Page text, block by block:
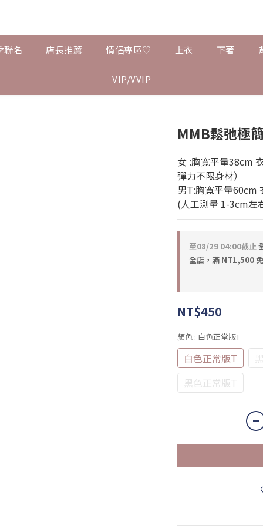
聯名 店長推薦 情侶專區♡ 上衣 下著
VIP/VVIP
MMB鬆弛極
女 :胸寬平量38cm
彈力不限身材）
男T:胸寬平量
(人工測量 1-3cm左
至08/29 04:00截止
全店，滿 NT1,500
NT$450
顏色 : 白色正常版T
白色正常版T
黑色正常版T